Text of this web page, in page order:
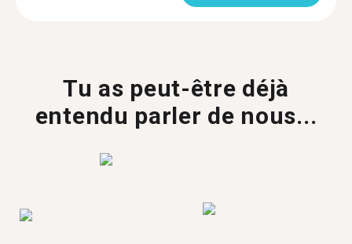
Tu as peut-être déjà
entendu parler de nous...